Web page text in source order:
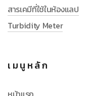
สารเคมีที่ใช้ในห้องแลป
Turbidity Meter
เมนูหลัก